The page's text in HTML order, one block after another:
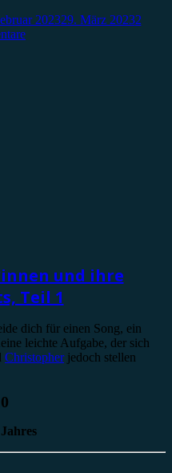
202329. März 20232
und ihre
Teil 1
dich für einen Song, ein
leichte Aufgabe, der sich
Christopherjedoch stellen